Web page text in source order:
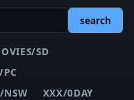
search
SD
PC
NSW
XXX/0DAY